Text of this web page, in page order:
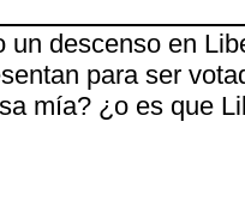
un descenso en
para ser
mía? ¿o es que